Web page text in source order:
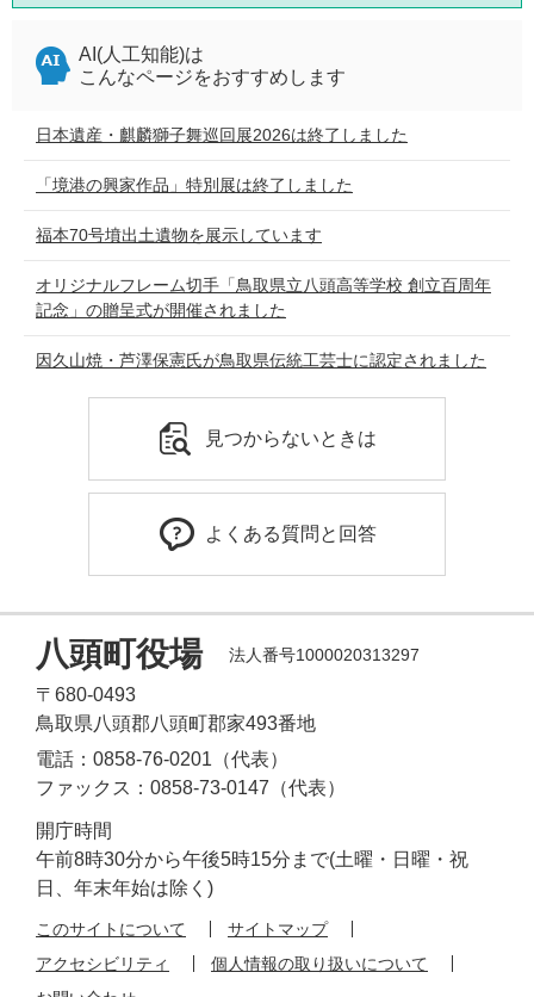
AI(人工知能)は
こんなページをおすすめします
日本遺産・麒麟獅子舞巡回展2026は終了しました
「境港の興家作品」特別展は終了しました
福本70号墳出土遺物を展示しています
オリジナルフレーム切手「鳥取県立八頭高等学校 創立百周年
記念」の贈呈式が開催されました
因久山焼・芦澤保憲氏が鳥取県伝統工芸士に認定されました
見つからないときは
よくある質問と回答
八頭町役場 法人番号1000020313297
〒680-0493
鳥取県八頭郡八頭町郡家493番地
電話：0858-76-0201（代表）
ファックス：0858-73-0147（代表）
開庁時間
午前8時30分から午後5時15分まで(土曜・日曜・祝
日、年末年始は除く)
このサイトについて
サイトマップ
アクセシビリティ
個人情報の取り扱いについて